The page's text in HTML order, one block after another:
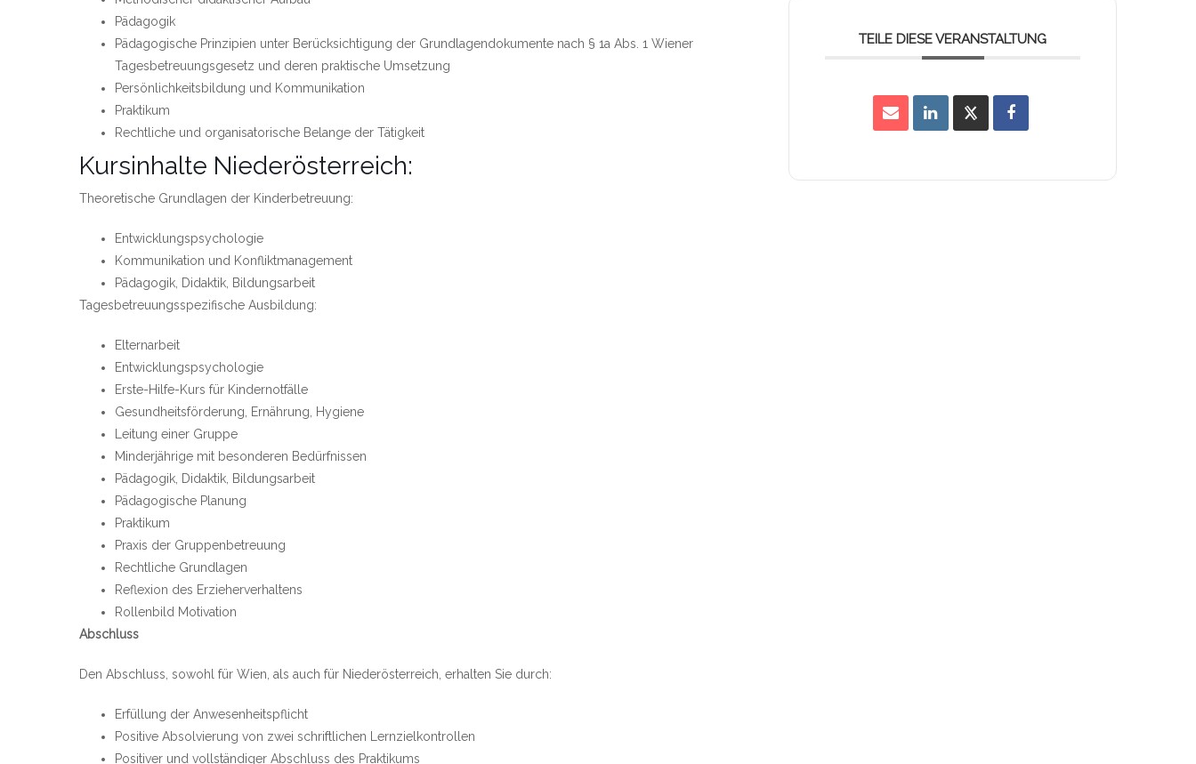
Pädagogik
Pädagogische Prinzipien unter Berücksichtigung der Grundlagendokumente nach § 1a Abs. 1 Wiener
Tagesbetreuungsgesetz und deren praktische Umsetzung
Persönlichkeitsbildung und Kommunikation
Praktikum
Rechtliche und organisatorische Belange der Tätigkeit
Kursinhalte Niederösterreich:
Theoretische Grundlagen der Kinderbetreuung:
Entwicklungspsychologie
Kommunikation und Konfliktmanagement
Pädagogik, Didaktik, Bildungsarbeit
Tagesbetreuungsspezifische Ausbildung:
Elternarbeit
Entwicklungspsychologie
Erste-Hilfe-Kurs für Kindernotfälle
Gesundheitsförderung, Ernährung, Hygiene
Leitung einer Gruppe
Minderjährige mit besonderen Bedürfnissen
Pädagogik, Didaktik, Bildungsarbeit
Pädagogische Planung
Praktikum
Praxis der Gruppenbetreuung
Rechtliche Grundlagen
Reflexion des Erzieherverhaltens
Rollenbild Motivation
Abschluss
Den Abschluss, sowohl für Wien, als auch für Niederösterreich, erhalten Sie durch:
Erfüllung der Anwesenheitspflicht
Positive Absolvierung von zwei schriftlichen Lernzielkontrollen
Positiver und vollständiger Abschluss des Praktikums
TEILE DIESE VERANSTALTUNG